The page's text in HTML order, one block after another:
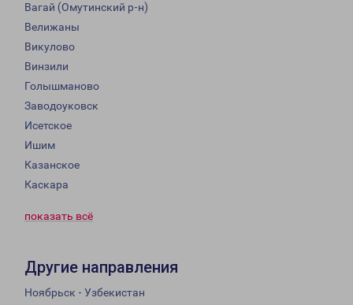
Вагай (Омутинский р-н)
Велижаны
Викулово
Винзили
Голышманово
Заводоуковск
Исетское
Ишим
Казанское
Каскара
показать всё
Другие направления
Ноябрьск - Узбекистан